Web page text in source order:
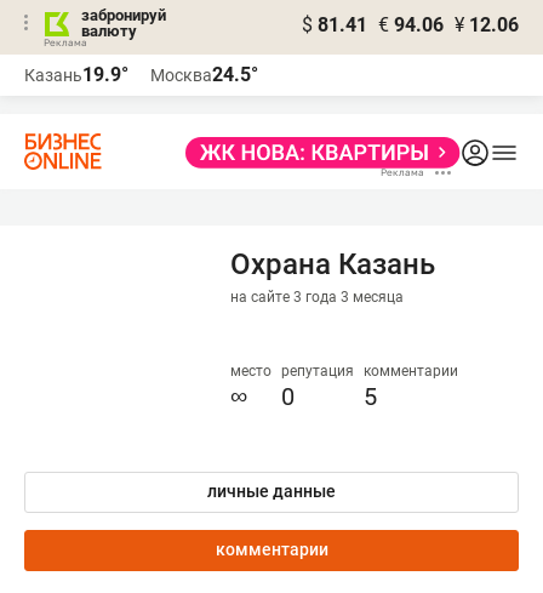
забронируй
валюту
$ 81.41 € 94.06 ¥ 12.06
Казань19.9° Москва24.5°
Охрана Казань
на сайте 3 года 3 месяца
место
∞
репутация
0
комментарии
5
личные данные
комментарии